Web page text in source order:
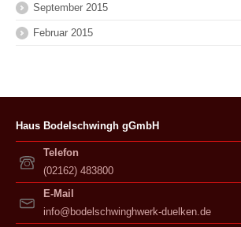
September 2015
Februar 2015
Haus Bodelschwingh gGmbH
Telefon
(02162) 483800
E-Mail
info@bodelschwinghwerk-duelken.de